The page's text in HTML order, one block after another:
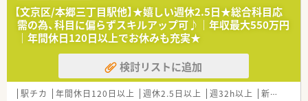
■店舗拡大に伴い、エリアマネジャーや営業部長等のマネジメン
トのポジションも増えます。
■在宅や教育等の専門性を活かせるスペシャリストを目指すこ
とも可能です。
■その他にも、管理部門や商品部門等の本社スタッフなど活動領
域は多種多様です。
■在宅実施店舗は年々増加しており、在宅医療へもしっかりと関
わる事ができます。
【文京区/本郷三丁目駅他】★嬉しい週休2.5日★総合科目応
需の為、科目に偏らずスキルアップ可♪｜年収最大550万円
｜年間休日120日以上でお休みも充実★
検討リストに追加
駅チカ 年間休日120日以上 週休2.5日以上 週32h以上 新卒可